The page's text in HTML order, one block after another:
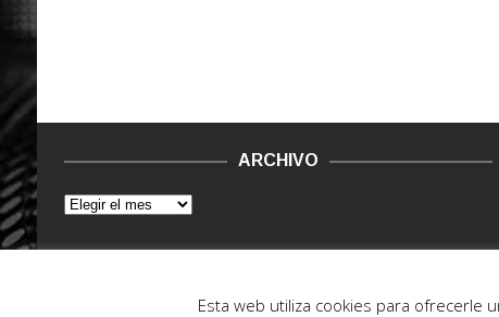
ARCHIVO
Esta web utiliza cookies para ofrecerle